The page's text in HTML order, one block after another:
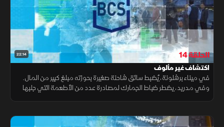
22:14 الحلقة 14
اكتشاف غير مألوف
في ميناء برشلونة، يُضبط سائق شاحنة صغيرة بحوزته مبلغ كبير من المال.
وفي مدريد، يضطر ضباط الجمارك لمصادرة عدد من الأطعمة التي جلبها